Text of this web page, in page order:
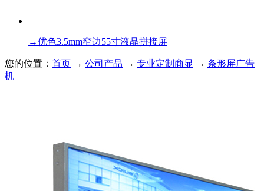
→优色3.5mm窄边55寸液晶拼接屏
您的位置： 首页 → 公司产品 → 专业定制商显 → 条形屏广告
机